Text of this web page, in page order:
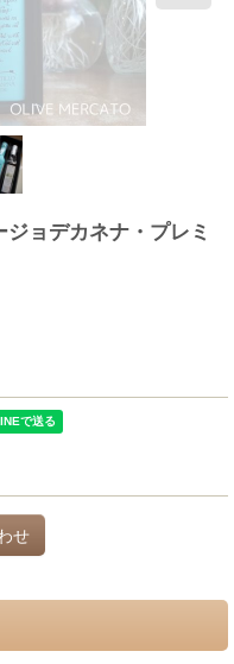
ョデカネナ・プレミ
せ